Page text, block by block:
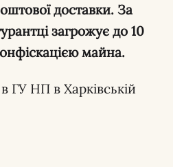
доставки. За
загрожує до 10
майна.
ГУ НП в Харківській